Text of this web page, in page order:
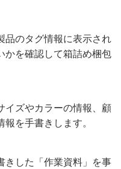
品のタグ情報に表示され
かを確認して箱詰め梱包
イズやカラーの情報、顧
を手書きします。
きした「作業資料」を事